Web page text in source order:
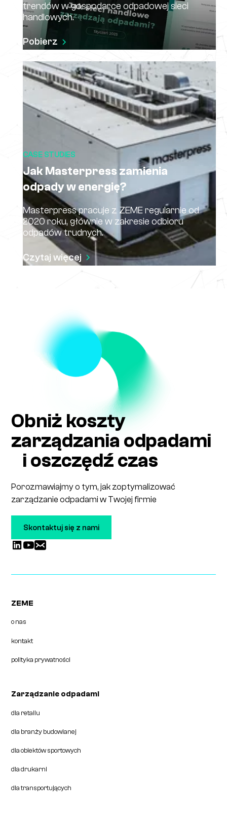
trendów w gospodarce odpadowej sieci
handlowych.
Pobierz
CASE STUDIES
Jak Masterpress zamienia
odpady w energię?
Masterpress pracuje z ZEME regularnie od
2020 roku, głównie w zakresie odbioru
odpadów trudnych.
Czytaj więcej
Obniż koszty
zarządzania odpadami
i oszczędź czas
Porozmawiajmy o tym, jak zoptymalizować
zarządzanie odpadami w Twojej firmie
Skontaktuj się z nami
ZEME
o nas
kontakt
polityka prywatności
Zarządzanie odpadami
dla retailu
dla branży budowlanej
dla obiektów sportowych
dla drukarni
dla transportujących